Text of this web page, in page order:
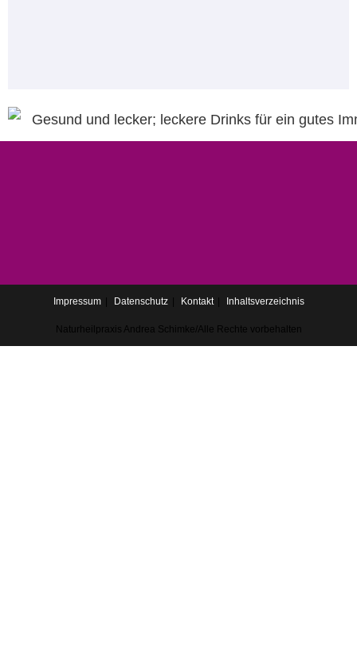
Impressum Datenschutz Kontakt Inhaltsverzeichnis
Naturheilpraxis Andrea Schimke/Alle Rechte vorbehalten